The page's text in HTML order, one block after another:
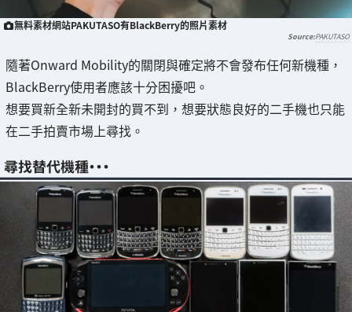
無料素材網站PAKUTASO有BlackBerry的照片素材
PAKUTASO
隨著Onward Mobility的關閉與確定將不會發布任何新機種，
BlackBerry使用者應該十分困擾吧。
想要買新全新未開封的買不到，想要狀態良好的二手機也只能
在二手拍賣市場上尋找。
尋找替代機種・・・